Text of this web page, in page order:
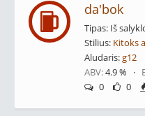
da'bok
Tipas: Iš
Stilius: Kitoks
Aludaris:g12
ABV:4.9 % ·
0
0